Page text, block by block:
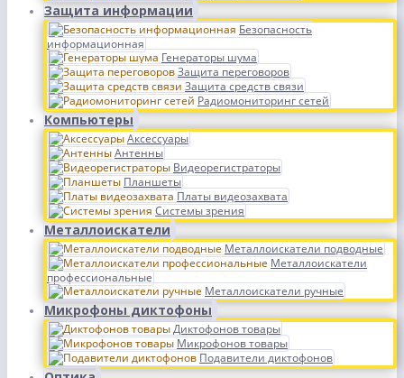
Защита информации
Безопасность
информационная
Генераторы шума
Защита переговоров
Защита средств связи
Радиомониторинг сетей
Компьютеры
Аксессуары
Антенны
Видеорегистраторы
Планшеты
Платы видеозахвата
Системы зрения
Металлоискатели
Металлоискатели подводные
Металлоискатели
профессиональные
Металлоискатели ручные
Микрофоны диктофоны
Диктофонов товары
Микрофонов товары
Подавители диктофонов